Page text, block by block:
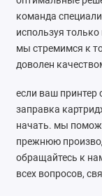
команда
используя
мы стремимся к
доволен
если ваш принтер
заправка
начать. мы
прежнюю
обращайтесь к
всех вопросов,